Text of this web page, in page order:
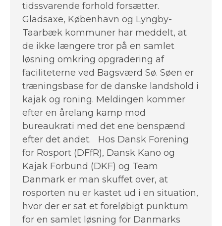
tidssvarende forhold forsætter.
Gladsaxe, København og Lyngby-
Taarbæk kommuner har meddelt, at
de ikke længere tror på en samlet
løsning omkring opgradering af
faciliteterne ved Bagsværd Sø. Søen er
træningsbase for de danske landshold i
kajak og roning. Meldingen kommer
efter en årelang kamp mod
bureaukrati med det ene benspænd
efter det andet. Hos Dansk Forening
for Rosport (DFfR), Dansk Kano og
Kajak Forbund (DKF) og Team
Danmark er man skuffet over, at
rosporten nu er kastet ud i en situation,
hvor der er sat et foreløbigt punktum
for en samlet løsning for Danmarks